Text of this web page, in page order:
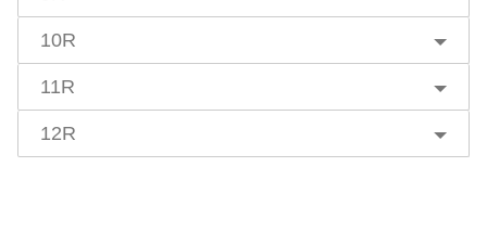
10R
11R
12R